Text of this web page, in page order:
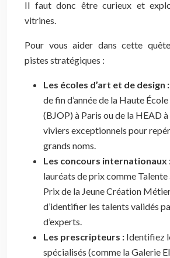
Il faut donc être curieux et
vitrines.
Pour vous aider dans cette
pistes stratégiques :
Les écoles d’art et de design :
de fin d’année de la Haute
(BJOP) à Paris ou de la HEAD
viviers exceptionnels pour
grands noms.
Les concours internationaux
lauréats de prix comme
Prix de la Jeune Création
d’identifier les talents validés
d’experts.
Les prescripteurs : Identifiez
spécialisés (comme la Galerie